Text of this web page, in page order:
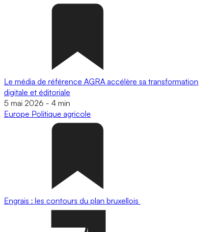
Le média de référence AGRA accélère sa transformation
digitale et éditoriale
5 mai 2026 - 4 min
Europe Politique agricole
Engrais : les contours du plan bruxellois